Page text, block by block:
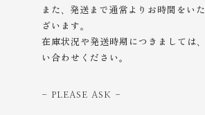
また、発送まで通常よりお時間をい
ざいます。
在庫状況や発送時期につきましては
い合わせください。
- PLEASE ASK -